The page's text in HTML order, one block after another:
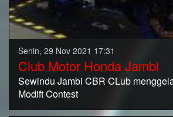
Senin, 29 Nov 2021 17:31
Club Motor Honda Jambi
Sewindu Jambi CBR CLub
Modift Contest